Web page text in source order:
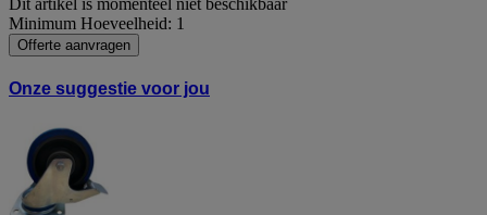
Dit artikel is momenteel niet beschikbaar
Minimum Hoeveelheid: 1
Offerte aanvragen
Onze suggestie voor jou